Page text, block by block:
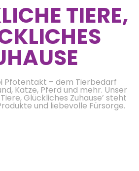
TIERE,
Pfotentakt – dem Tierbedarf
Katze, Pferd und mehr. Unser
Glückliches Zuhause’ steht
und liebevolle Fürsorge.